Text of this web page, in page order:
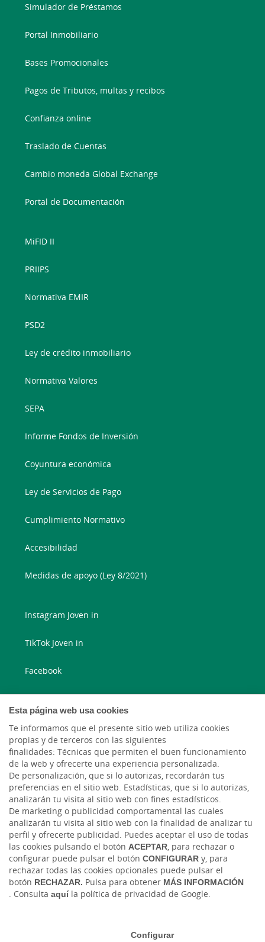
Esta página web usa cookies
Te informamos que el presente sitio web utiliza cookies
propias y de terceros con las siguientes
finalidades: Técnicas que permiten el buen funcionamiento
de la web y ofrecerte una experiencia personalizada.
De personalización, que si lo autorizas, recordarán tus
preferencias en el sitio web. Estadísticas, que si lo autorizas,
analizarán tu visita al sitio web con fines estadísticos.
De marketing o publicidad comportamental las cuales
analizarán tu visita al sitio web con la finalidad de analizar tu
perfil y ofrecerte publicidad. Puedes aceptar el uso de todas
las cookies pulsando el botón ACEPTAR, para rechazar o
configurar puede pulsar el botón CONFIGURAR y, para
rechazar todas las cookies opcionales puede pulsar el
botón RECHAZAR. Pulsa para obtener MÁS INFORMACIÓN
. Consulta aquíla política de privacidad de Google.
Configurar
Simulador de Préstamos
Portal Inmobiliario
Bases Promocionales
Pagos de Tributos, multas y recibos
Confianza online
Traslado de Cuentas
Cambio moneda Global Exchange
Portal de Documentación
MiFID II
PRIIPS
Normativa EMIR
PSD2
Ley de crédito inmobiliario
Normativa Valores
SEPA
Informe Fondos de Inversión
Coyuntura económica
Ley de Servicios de Pago
Cumplimiento Normativo
Accesibilidad
Medidas de apoyo (Ley 8/2021)
Instagram Joven in
TikTok Joven in
Facebook
Instagram
X
LinkedIn
YouTube
Código de Ética y Conducta Tablón de anuncios
Tipos de cambio
Aviso legal
Política de cookies Protección de datos